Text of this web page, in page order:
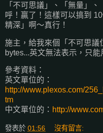
「不可思議」、「無量」
呼！贏了！這樣可以搞到
精深」啊～真行！
施主，給我來個「不可思
bytes...英文無法表示，只
參考資料：
英文單位的：
http://www.plexos.com/
tm
中文單位的： http://
發表於 01:56 沒有留言: